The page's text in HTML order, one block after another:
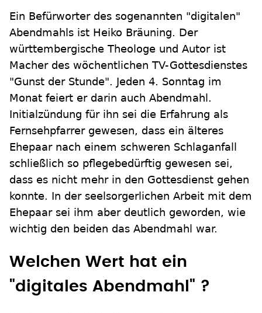
Ein Befürworter des sogenannten "digitalen"
Abendmahls ist Heiko Bräuning. Der
württembergische Theologe und Autor ist
Macher des wöchentlichen TV-Gottesdienstes
"Gunst der Stunde". Jeden 4. Sonntag im
Monat feiert er darin auch Abendmahl.
Initialzündung für ihn sei die Erfahrung als
Fernsehpfarrer gewesen, dass ein älteres
Ehepaar nach einem schweren Schlaganfall
schließlich so pflegebedürftig gewesen sei,
dass es nicht mehr in den Gottesdienst gehen
konnte. In der seelsorgerlichen Arbeit mit dem
Ehepaar sei ihm aber deutlich geworden, wie
wichtig den beiden das Abendmahl war.
Welchen Wert hat ein
"digitales Abendmahl" ?